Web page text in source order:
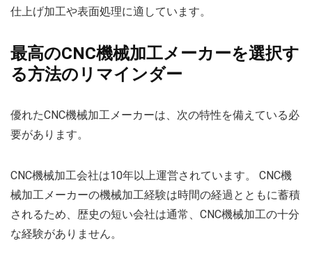
仕上げ加工や表面処理に適しています。
最高のCNC機械加工メーカーを選択す
る方法のリマインダー
優れたCNC機械加工メーカーは、次の特性を備えている必
要があります。
CNC機械加工会社は10年以上運営されています。 CNC機
械加工メーカーの機械加工経験は時間の経過とともに蓄積
されるため、歴史の短い会社は通常、CNC機械加工の十分
な経験がありません。